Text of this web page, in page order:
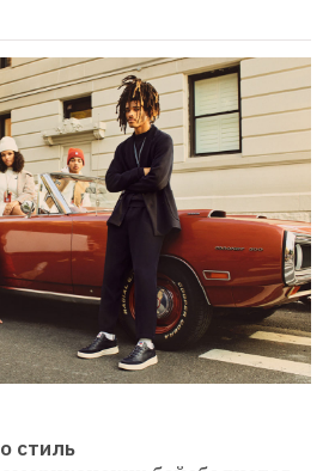
стиль